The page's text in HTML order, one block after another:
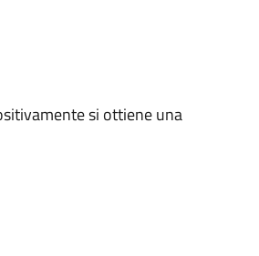
si ottiene una